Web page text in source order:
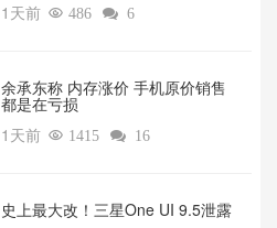
1天前  486  6
余承东称 内存涨价 手机原价销售
都是在亏损
1天前  1415  16
‌史上最大改！三星One UI 9.5泄露